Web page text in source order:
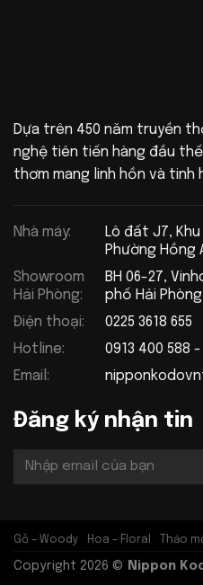
Dựa trên 450 năm truyền
nghệ tiên tiến hàng đầu
thơm mang linh hồn và tinh
Nhà máy:
Lô đất J7,
Phường Hồng
Showroom
Hải Phòng:
BH 06-27,
phố Hải
Điện thoại:
0225 3618 655
Hotline:
0913 400 588
Email:
Đăng ký nhận tin
Gỗ – Woody Hoa – Floral Thảo
Copyright 2026 © Nippon